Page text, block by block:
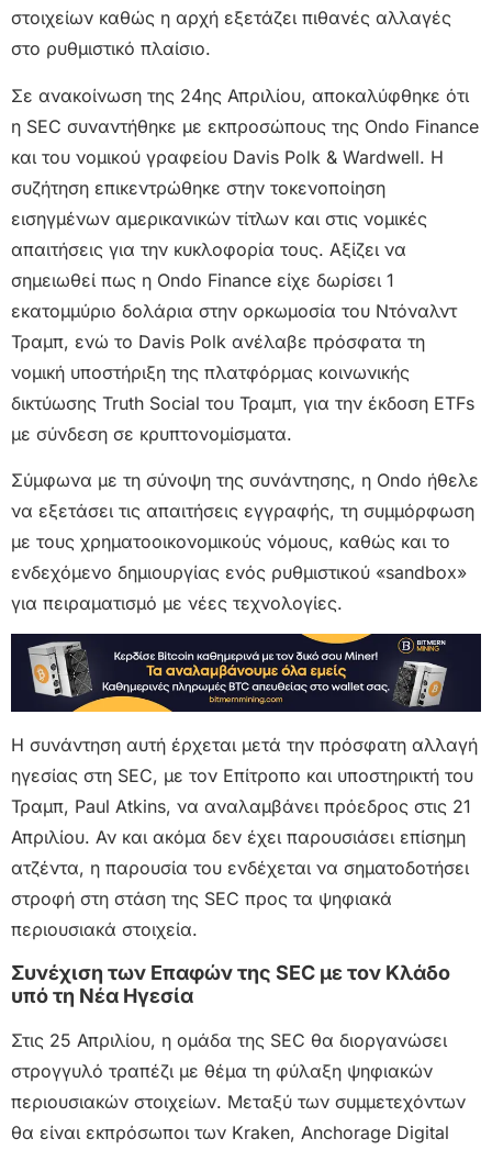
στοιχείων καθώς η αρχή εξετάζει πιθανές αλλαγές
στο ρυθμιστικό πλαίσιο.
Σε ανακοίνωση της 24ης Απριλίου, αποκαλύφθηκε ότι
η SEC συναντήθηκε με εκπροσώπους της Ondo Finance
και του νομικού γραφείου Davis Polk & Wardwell. Η
συζήτηση επικεντρώθηκε στην τοκενοποίηση
εισηγμένων αμερικανικών τίτλων και στις νομικές
απαιτήσεις για την κυκλοφορία τους. Αξίζει να
σημειωθεί πως η Ondo Finance είχε δωρίσει 1
εκατομμύριο δολάρια στην ορκωμοσία του Ντόναλντ
Τραμπ, ενώ το Davis Polk ανέλαβε πρόσφατα τη
νομική υποστήριξη της πλατφόρμας κοινωνικής
δικτύωσης Truth Social του Τραμπ, για την έκδοση ETFs
με σύνδεση σε κρυπτονομίσματα.
Σύμφωνα με τη σύνοψη της συνάντησης, η Ondo ήθελε
να εξετάσει τις απαιτήσεις εγγραφής, τη συμμόρφωση
με τους χρηματοοικονομικούς νόμους, καθώς και το
ενδεχόμενο δημιουργίας ενός ρυθμιστικού «sandbox»
για πειραματισμό με νέες τεχνολογίες.
Η συνάντηση αυτή έρχεται μετά την πρόσφατη αλλαγή
ηγεσίας στη SEC, με τον Επίτροπο και υποστηρικτή του
Τραμπ, Paul Atkins, να αναλαμβάνει πρόεδρος στις 21
Απριλίου. Αν και ακόμα δεν έχει παρουσιάσει επίσημη
ατζέντα, η παρουσία του ενδέχεται να σηματοδοτήσει
στροφή στη στάση της SEC προς τα ψηφιακά
περιουσιακά στοιχεία.
Συνέχιση των Επαφών της SEC με τον Κλάδο
υπό τη Νέα Ηγεσία
Στις 25 Απριλίου, η ομάδα της SEC θα διοργανώσει
στρογγυλό τραπέζι με θέμα τη φύλαξη ψηφιακών
περιουσιακών στοιχείων. Μεταξύ των συμμετεχόντων
θα είναι εκπρόσωποι των Kraken, Anchorage Digital